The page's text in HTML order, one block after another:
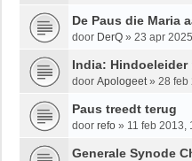
De Paus die Maria
door DerQ » 23 apr
India:
door Apologeet» 28 feb
Paus treedt terug
door refo » 11 feb 2013,
Generale Synode